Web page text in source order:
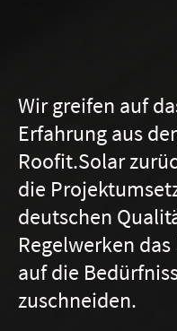
Wir greifen auf
Erfahrung aus
Roofit.Solar
die
deutschen
Regelwerken
auf die
zuschneiden.